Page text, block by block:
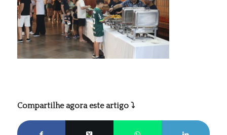
Compartilhe agora este artigo ⤵